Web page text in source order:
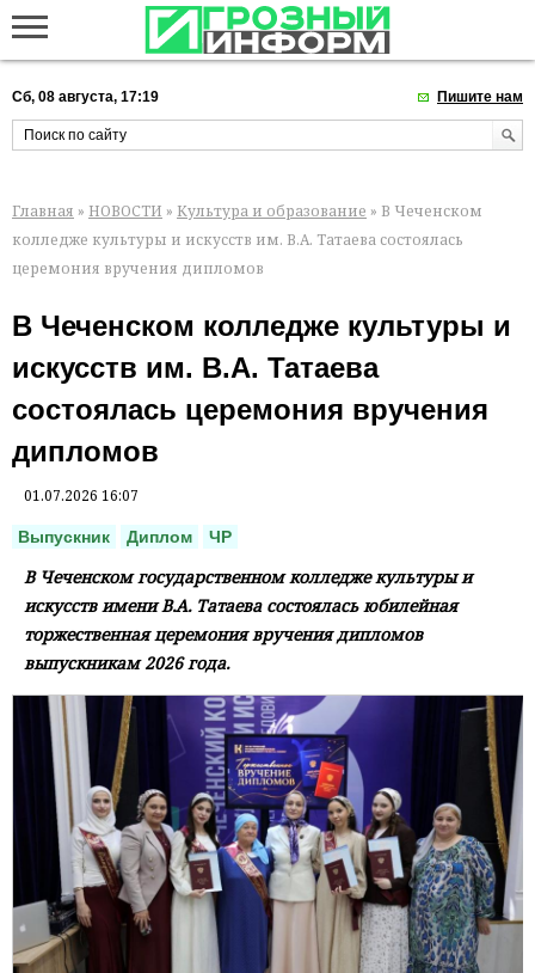
Сб, 08 августа, 17:19 Пишите нам
Главная » НОВОСТИ » Культура и образование » В Чеченском
колледже культуры и искусств им. В.А. Татаева состоялась
церемония вручения дипломов
В Чеченском колледже культуры и
искусств им. В.А. Татаева
состоялась церемония вручения
дипломов
01.07.2026 16:07
Выпускник Диплом ЧР
В Чеченском государственном колледже культуры и
искусств имени В.А. Татаева состоялась юбилейная
торжественная церемония вручения дипломов
выпускникам 2026 года.